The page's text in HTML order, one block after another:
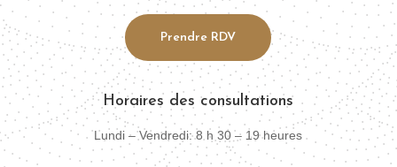
Prendre RDV
Horaires des consultations
Lundi – Vendredi: 8 h 30 – 19 heures